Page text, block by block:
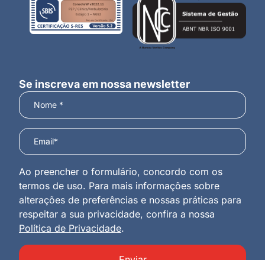
Se inscreva em nossa newsletter
Ao preencher o formulário, concordo com os
termos de uso. Para mais informações sobre
alterações de preferências e nossas práticas para
respeitar a sua privacidade, confira a nossa
Política de Privacidade.